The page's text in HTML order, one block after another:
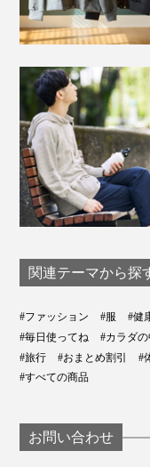
関連テーマから探
#ファッション #服 #健
#毎日使ってね
#カラダ
#旅行
#おまとめ割引 #
#すべての商品
お問い合わせ